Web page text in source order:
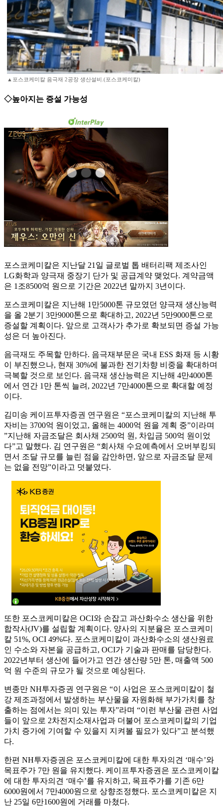
▲포스코케미칼 음극재 2공장 생산설비.(포스코케미칼)
◇높아지는 증설 가능성
포스코케미칼은 지난달 21일 글로벌 톱 배터리팩 제조사인
LG화학과 양극재 중장기 단가 및 공급계약 맺었다. 계약금액
은 1조8500억 원으로 기간은 2022년 말까지 3년이다.
포스코케미칼은 지난해 1만5000톤 규모였던 양극재 생산능력
을 올 2분기 3만9000톤으로 확대하고, 2022년 5만9000톤으로
증설할 계획이다. 앞으로 고객사가 추가로 확보되면 증설 가능
성은 더 높아진다.
음극재도 주목할 만하다. 음극재부문은 국내 ESS 화재 등 시황
이 부진했으나, 현재 30%에 불과한 전기차향 비중을 확대하며
극복할 것으로 보인다. 음극재 생산능력은 지난해 4만4000톤
에서 연간 1만 톤씩 늘려, 2022년 7만4000톤으로 확대할 예정
이다.
김미송 케이프투자증권 연구원은 “포스코케미칼의 지난해 투
자비는 3700억 원이었고, 올해는 4000억 원을 계획 중”이라며
”지난해 자금조달은 회사채 2500억 원, 차입금 500억 원이었
다”고 말했다. 김 연구원은 “회사채 수요예측에서 오버부킹되
면서 조달 규모를 늘린 점을 감안하면, 앞으로 자금조달 문제
는 없을 전망”이라고 덧붙였다.
또한 포스코케미칼은 OCI와 손잡고 과산화수소 생산을 위한
합작사(JV)를 설립할 계획이다. 양사의 지분율은 포스코케미
칼 51%, OCI 49%다. 포스코케미칼이 과산화수소의 생산원료
인 수소와 자본을 공급하고, OCI가 기술과 판매를 담당한다.
2022년부터 생산에 들어가고 연간 생산량 5만 톤, 매출액 500
억 원 수준의 규모가 될 것으로 예상된다.
변종만 NH투자증권 연구원은 “이 사업은 포스코케미칼이 철
강 제조과정에서 발생하는 부산물을 자원화해 부가가치를 창
출하는 점에서는 의미 있는 투자”라며 “이런 부산물 관련 사업
들이 앞으로 2차전지소재사업과 더불어 포스코케미칼의 기업
가치 증가에 기여할 수 있을지 지켜볼 필요가 있다”고 분석했
다.
한편 NH투자증권은 포스코케미칼에 대한 투자의견 ‘매수’와
목표주가 7만 원을 유지했다. 케이프투자증권은 포스코케이칼
에 대한 투자의견 ‘매수’를 유지하고, 목표주가를 기존 6만
6000원에서 7만4000원으로 상향조정했다. 포스코케미칼은 지
난 25일 6만1600원에 거래를 마쳤다.